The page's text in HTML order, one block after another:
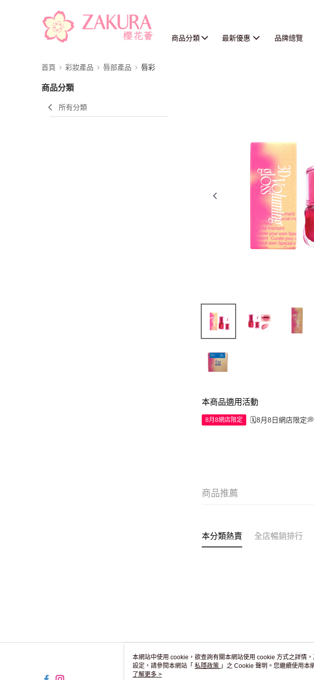
商品分類 最新優惠 品牌總覽
首頁 彩妝產品 唇部產品 唇彩
商品分類
所有分類
本商品適用活動
8月8網店限定 🗓️8月8日網店限定
商品推薦
本分類熱賣 全店暢銷排行
關於我們
本網站中使用 cookie，欲查詢有關本網站使用 cookie 方式之詳情
設定，請參閱本網站「 私隱政策 」之 Cookie 聲明。您繼續使用本
用 cookie。
了解更多 >